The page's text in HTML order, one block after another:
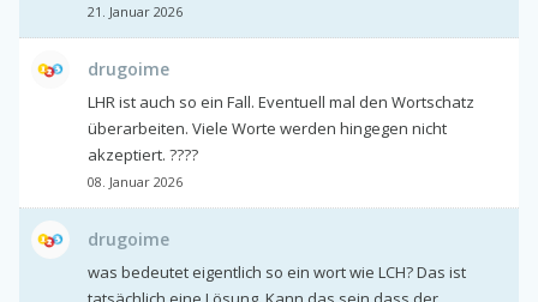
21. Januar 2026
drugoime
LHR ist auch so ein Fall. Eventuell mal den Wortschatz
überarbeiten. Viele Worte werden hingegen nicht
akzeptiert. ????
08. Januar 2026
drugoime
was bedeutet eigentlich so ein wort wie LCH? Das ist